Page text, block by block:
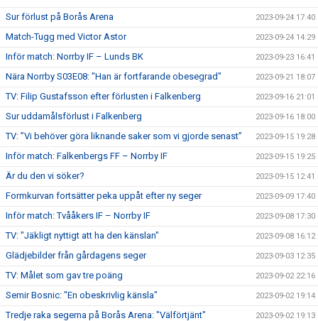
Sur förlust på Borås Arena 2023-09-24 17:40
Match-Tugg med Victor Astor 2023-09-24 14:29
Inför match: Norrby IF – Lunds BK 2023-09-23 16:41
Nära Norrby S03E08: "Han är fortfarande obesegrad" 2023-09-21 18:07
TV: Filip Gustafsson efter förlusten i Falkenberg 2023-09-16 21:01
Sur uddamålsförlust i Falkenberg 2023-09-16 18:00
TV: ”Vi behöver göra liknande saker som vi gjorde senast” 2023-09-15 19:28
Inför match: Falkenbergs FF – Norrby IF 2023-09-15 19:25
Är du den vi söker? 2023-09-15 12:41
Formkurvan fortsätter peka uppåt efter ny seger 2023-09-09 17:40
Inför match: Tvååkers IF – Norrby IF 2023-09-08 17:30
TV: "Jäkligt nyttigt att ha den känslan" 2023-09-08 16:12
Glädjebilder från gårdagens seger 2023-09-03 12:35
TV: Målet som gav tre poäng 2023-09-02 22:16
Semir Bosnic: "En obeskrivlig känsla" 2023-09-02 19:14
Tredje raka segerna på Borås Arena: "Välförtjänt" 2023-09-02 19:13